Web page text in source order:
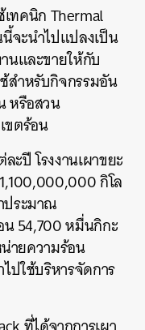
ทคนิก Thermal
จะนำไปแปลงเป็น
นและขายให้กับ
สำหรับกิจกรรมอัน
หรือสวน
ขตร้อน
ะปี โรงงานเผาขยะ
กิโล
ประมาณ
54,700 หมื่นกิกะ
ายความร้อน
ปใช้บริหารจัดการ